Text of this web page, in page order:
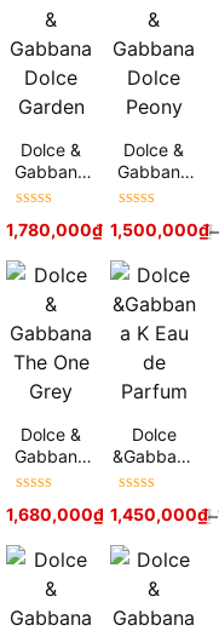
Dolce &
Gabbana
Dolce
hạng5sao 3,000,000₫
1,780,000₫
Dolce &
Gabbana
Dolce
hạng5sao
1,500,000₫–
Dolce &
Gabbana
The One
hạng5sao 2,700,000₫
1,680,000₫
Dolce
&Gabbana
K Eau de
hạng5sao
1,450,000₫–